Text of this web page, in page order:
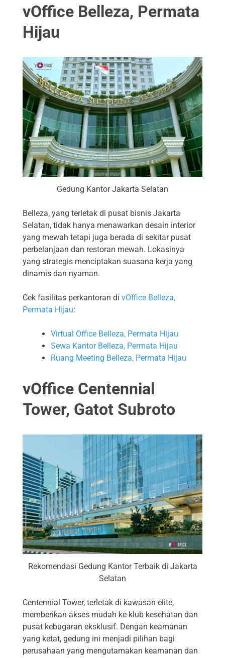
vOffice Belleza, Permata
Hijau
Gedung Kantor Jakarta Selatan
Belleza, yang terletak di pusat bisnis Jakarta
Selatan, tidak hanya menawarkan desain interior
yang mewah tetapi juga berada di sekitar pusat
perbelanjaan dan restoran mewah. Lokasinya
yang strategis menciptakan suasana kerja yang
dinamis dan nyaman.
Cek fasilitas perkantoran di vOffice Belleza,
Permata Hijau:
Virtual Office Belleza, Permata Hijau
Sewa Kantor Belleza, Permata Hijau
Ruang Meeting Belleza, Permata Hijau
vOffice Centennial
Tower, Gatot Subroto
Rekomendasi Gedung Kantor Terbaik di Jakarta
Selatan
Centennial Tower, terletak di kawasan elite,
memberikan akses mudah ke klub kesehatan dan
pusat kebugaran eksklusif. Dengan keamanan
yang ketat, gedung ini menjadi pilihan bagi
perusahaan yang mengutamakan keamanan dan